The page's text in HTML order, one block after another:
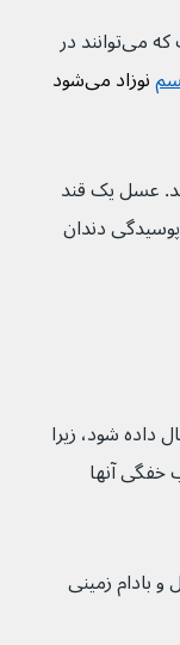
گاهی اوقات عسل حاوی باکتری‌هایی است که می‌توانند در
نوزاد می‌شود
عسل یک قند
دندان
زمینی نباید به کودکان زیر ۵ سال داده شود، زیرا
آنها
آجیل و بادام زمینی